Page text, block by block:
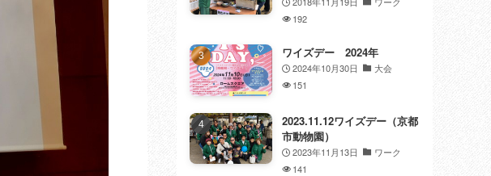
192
ワイズデー 2024年
2024年10月30日
大会
151
2023.11.12ワイズデー（京都
市動物園）
2023年11月13日
ワーク
141